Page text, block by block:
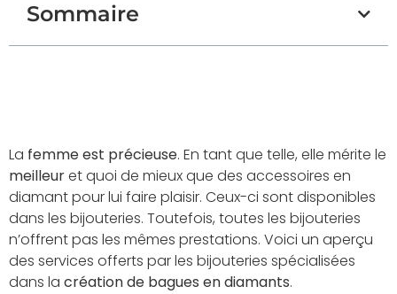
Sommaire
La femme est précieuse. En tant que telle, elle mérite le
meilleuret quoi de mieux que des accessoires en
diamant pour lui faire plaisir. Ceux-ci sont disponibles
dans les bijouteries. Toutefois, toutes les bijouteries
n’offrent pas les mêmes prestations. Voici un aperçu
des services offerts par les bijouteries spécialisées
dans la création de bagues en diamants.